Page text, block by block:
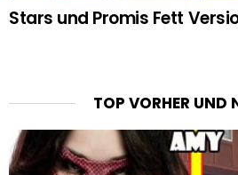
Stars und Promis Fett
TOP VORHER UND